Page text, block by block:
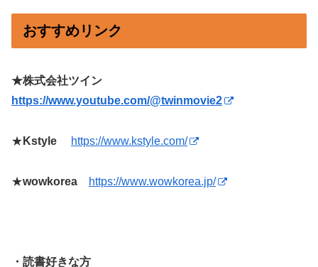
おすすめリンク
★株式会社ツイン
https://www.youtube.com/@twinmovie2
★ Kstyle https://www.kstyle.com/
★wowkorea https://www.wowkorea.jp/
・読書好きな方